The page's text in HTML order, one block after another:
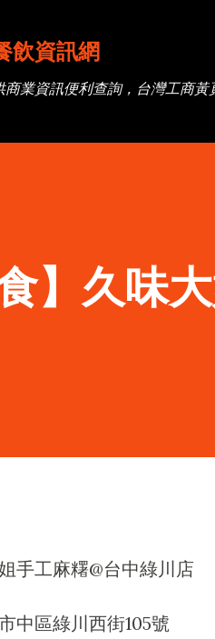
飲資訊網
業資訊便利查詢，台灣工商黃
】久味
手工麻糬@台中綠川店
中區綠川西街105號